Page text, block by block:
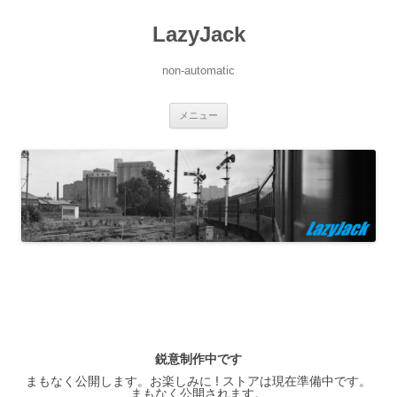
LazyJack
non-automatic
メニュー
ツ
へ
ス
キ
ッ
プ
鋭意制作中です
まもなく公開します。お楽しみに ! ストアは現在準備中です。
まもなく公開されます。